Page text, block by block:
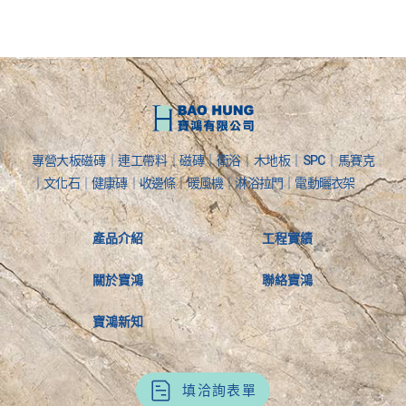
專營大板磁磚｜連工帶料｜磁磚｜衛浴｜木地板｜SPC｜馬賽克
｜文化石｜健康磚｜收邊條｜暖風機｜淋浴拉門｜電動曬衣架
產品介紹
關於寶鴻
寶鴻新知
工程實績
聯絡寶鴻
填洽詢表單